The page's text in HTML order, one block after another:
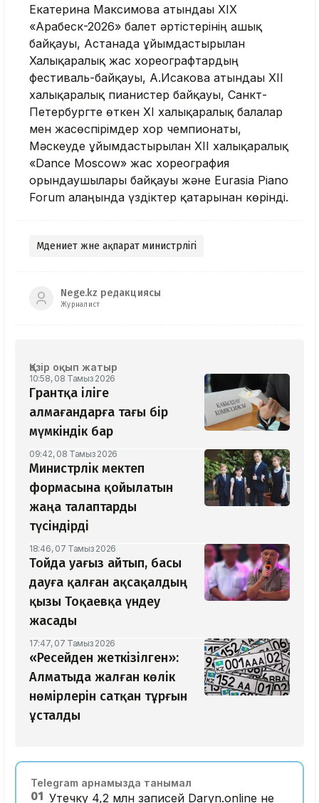
Екатерина Максимова атындағы XIX
«Арабеск-2026» балет әртістерінің ашық
байқауы, Астанада ұйымдастырылған
Халықаралық жас хореографтардың
фестиваль-байқауы, А.Исакова атындағы XII
халықаралық пианистер байқауы, Санкт-
Петербургте өткен XI халықаралық балалар
мен жасөспірімдер хор чемпионаты,
Мәскеуде ұйымдастырылған XII халықаралық
«Dance Moscow» жас хореография
орындаушылары байқауы және Eurasia Piano
Forum алаңында үздіктер қатарынан көрінді.
Мәдениет және ақпарат министрлігі
Nege.kz редакциясы
Журналист
Қазір оқып жатыр
10:58, 08 Тамыз 2026
Грантқа іліге
алмағандарға тағы бір
мүмкіндік бар
09:42, 08 Тамыз 2026
Министрлік мектеп
формасына қойылатын
жаңа талаптарды
түсіндірді
18:46, 07 Тамыз 2026
Тойда уағыз айтып, басы
дауға қалған ақсақалдың
қызы Тоқаевқа үндеу
жасады
17:47, 07 Тамыз 2026
«Ресейден жеткізілген»:
Алматыда жалған көлік
нөмірлерін сатқан тұрғын
ұсталды
Telegram арнамызда танымал
01 Утечку 4,2 млн записей Daryn.online не